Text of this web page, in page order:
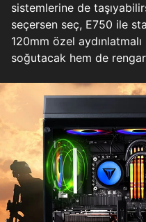
sistemlerine de
seçersen seç, E750 ile
120mm özel aydınlatmalı
soğutacak hem de